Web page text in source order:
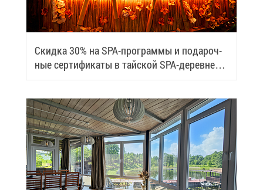
Скид­ка 30% на SPA-про­грам­мы и по­да­роч­
ные сер­ти­фи­ка­ты в тай­ской SPA-де­ревне
Samui